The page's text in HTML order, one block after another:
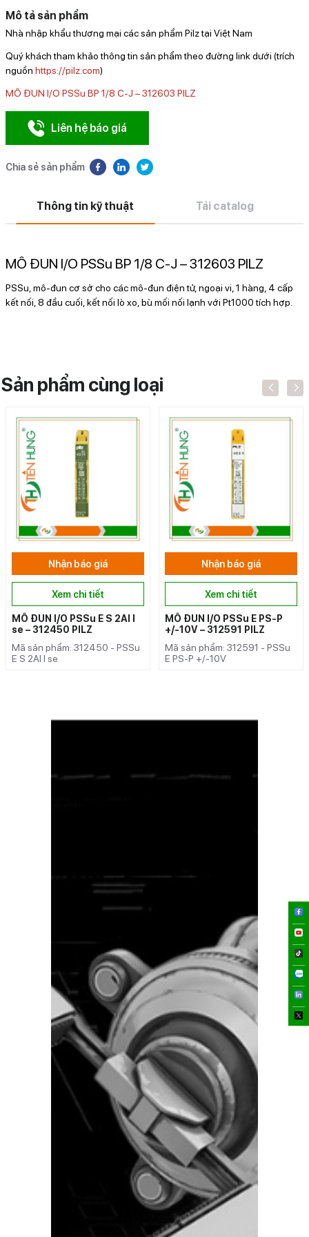
Mô tả sản phẩm
Nhà nhập khẩu thương mại các sản phẩm Pilz tại Việt Nam
Quý khách tham khảo thông tin sản phẩm theo đường link dưới (trích
nguồn https://pilz.com)
MÔ ĐUN I/O PSSu BP 1/8 C-J – 312603 PILZ
Liên hệ báo giá
Chia sẻ sản phẩm
Thông tin kỹ thuật Tải catalog
MÔ ĐUN I/O PSSu BP 1/8 C-J – 312603 PILZ
PSSu, mô-đun cơ sở cho các mô-đun điện tử, ngoại vi, 1 hàng, 4 cấp
kết nối, 8 đầu cuối, kết nối lò xo, bù mối nối lạnh với Pt1000 tích hợp.
Sản phẩm cùng loại
Nhận báo giá
Xem chi tiết
MÔ ĐUN I/O PSSu E S 2AI I
se – 312450 PILZ
Mã sản phẩm: 312450 - PSSu
E S 2AI I se
Nhận báo giá
Xem chi tiết
MÔ ĐUN I/O PSSu E PS-P
+/-10V – 312591 PILZ
Mã sản phẩm: 312591 - PSSu
E PS-P +/-10V